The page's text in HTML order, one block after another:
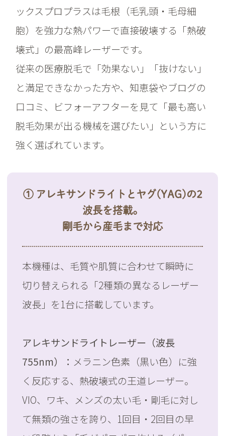
ックスプロプラスは毛根（毛乳頭・毛母細
胞）を強力な熱パワーで直接破壊する「熱破
壊式」の最高峰レーザーです。
従来の医療脱毛で「効果ない」「抜けない」
と満足できなかった方や、知恵袋やブログの
口コミ、ビフォーアフターを見て「最も高い
脱毛効果が出る機械を選びたい」という方に
強く選ばれています。
① アレキサンドライトとヤグ(YAG)の2
波長を搭載。
剛毛から産毛まで対応
本機種は、毛質や肌質に合わせて瞬時に
切り替えられる「2種類の異なるレーザー
波長」を1台に搭載しています。
アレキサンドライトレーザー（波長
755nm）： メラニン色素（黒い色）に強
く反応する、熱破壊式の王道レーザー。
VIO、ワキ、メンズの太い毛・剛毛に対し
て無類の強さを誇り、1回目・2回目の早